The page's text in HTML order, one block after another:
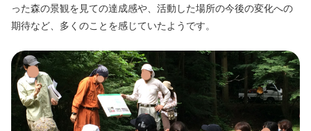
った森の景観を見ての達成感や、活動した場所の今後の変化への
期待など、多くのことを感じていたようです。